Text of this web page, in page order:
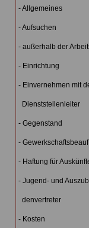
- Allgemeines
- Aufsuchen
- außerhalb der
- Einrichtung
- Einvernehmen mit
Dienststellenleiter
- Gegenstand
-
- Haftung für
- Jugend- und
denvertreter
- Kosten